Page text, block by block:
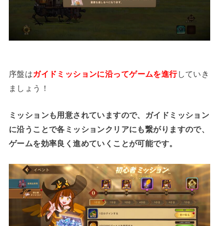
序盤はガイドミッションに沿ってゲームを進行していき
ましょう！
ミッションも用意されていますので、ガイドミッション
に沿うことで各ミッションクリアにも繋がりますので、
ゲームを効率良く進めていくことが可能です。